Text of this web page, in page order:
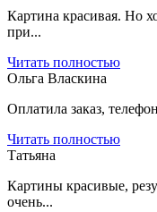
Картина красивая. Но
при...
Читать полностью
Ольга Власкина
Оплатила заказ,
Читать полностью
Татьяна
Картины красивые,
очень...